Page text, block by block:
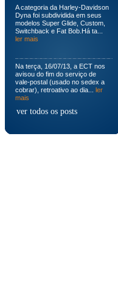
A categoria da Harley-Davidson
Dyna foi subdividida em seus
modelos Super Glide, Custom,
Switchback e Fat Bob.Há ta...
ler mais
Na terça, 16/07/13, a ECT nos
avisou do fim do serviço de
vale-postal (usado no sedex a
cobrar), retroativo ao dia... ler
mais
ver todos os posts